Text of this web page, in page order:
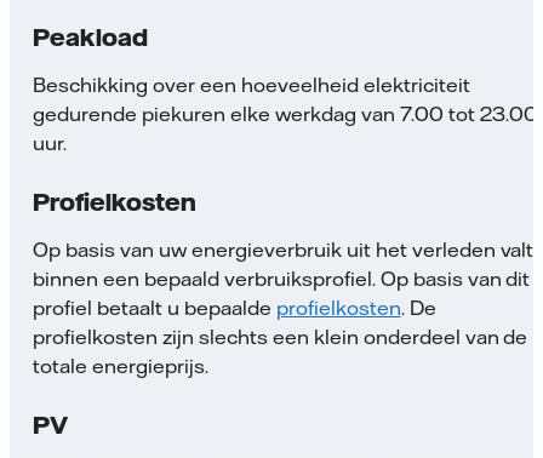
Peakload
Beschikking over een hoeveelheid elektriciteit
gedurende piekuren elke werkdag van 7.00 tot 23.00
uur.
Profielkosten
Op basis van uw energieverbruik uit het verleden valt
binnen een bepaald verbruiksprofiel. Op basis van dit
profiel betaalt u bepaalde profielkosten. De
profielkosten zijn slechts een klein onderdeel van de
totale energieprijs.
PV